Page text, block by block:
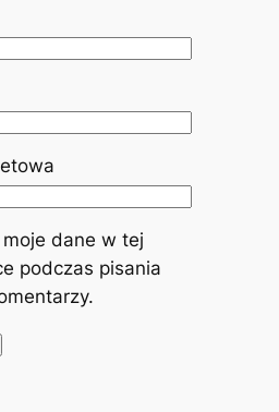
dane w tej
podczas pisania